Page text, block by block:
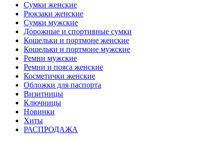
Сумки женские
Рюкзаки женские
Сумки мужские
Дорожные и спортивные сумки
Кошельки и портмоне женские
Кошельки и портмоне мужские
Ремни мужские
Ремни и пояса женские
Косметички женские
Обложки для паспорта
Визитницы
Ключницы
Новинки
Хиты
РАСПРОДАЖА